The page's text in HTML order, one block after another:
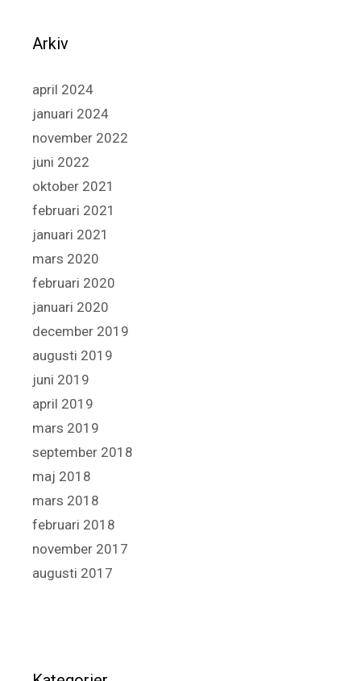
Arkiv
april 2024
januari 2024
november 2022
juni 2022
oktober 2021
februari 2021
januari 2021
mars 2020
februari 2020
januari 2020
december 2019
augusti 2019
juni 2019
april 2019
mars 2019
september 2018
maj 2018
mars 2018
februari 2018
november 2017
augusti 2017